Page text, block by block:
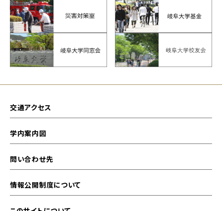
交通アクセス
学内案内図
問い合わせ先
情報公開制度について